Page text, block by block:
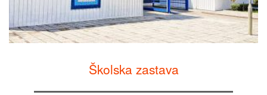
Školska zastava